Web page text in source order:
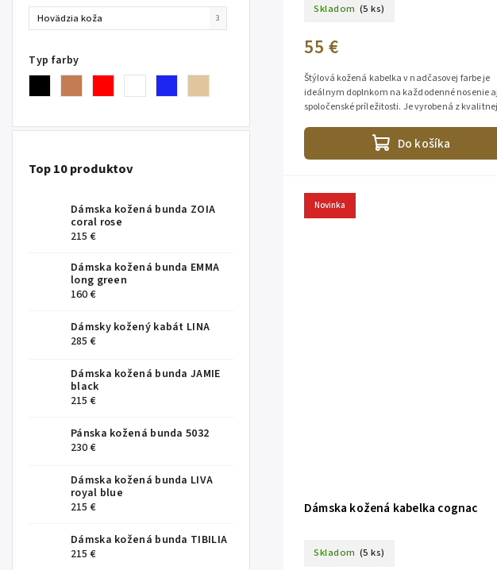
Hovädzia koža 3
Typ farby
Top 10 produktov
Dámska kožená bunda ZOIA
coral rose
215 €
Dámska kožená bunda EMMA
long green
160 €
Dámsky kožený kabát LINA
285 €
Dámska kožená bunda JAMIE
black
215 €
Pánska kožená bunda 5032
230 €
Dámska kožená bunda LIVA
royal blue
215 €
Dámska kožená bunda TIBILIA
215 €
Skladom (5 ks)
55 €
Do košíka
Štýlová kožená kabelka v nadčasovej farbe je
ideálnym doplnkom na každodenné nosenie aj
spoločenské príležitosti. Je vyrobená z kvalitnej
Novinka
Dámska kožená kabelka cognac
Skladom (5 ks)